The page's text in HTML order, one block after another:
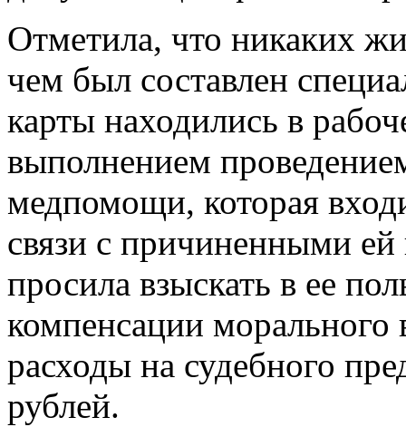
Отметила, что никаких
чем был составлен
карты находились в
выполнением
медпомощи, которая
связи с причиненными
просила взыскать в ее
компенсации морального
расходы на судебного
рублей.